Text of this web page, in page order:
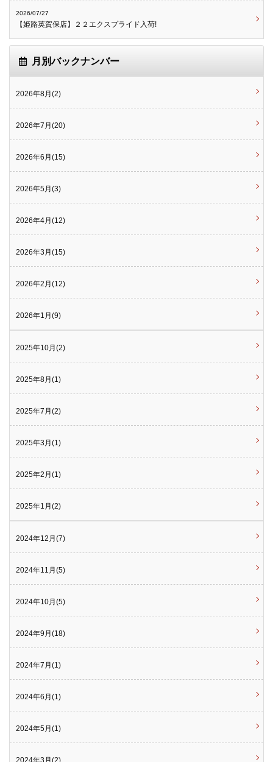
2026/07/27
【姫路英賀保店】２２エクスプライド入荷!
月別バックナンバー
2026年8月(2)
2026年7月(20)
2026年6月(15)
2026年5月(3)
2026年4月(12)
2026年3月(15)
2026年2月(12)
2026年1月(9)
2025年10月(2)
2025年8月(1)
2025年7月(2)
2025年3月(1)
2025年2月(1)
2025年1月(2)
2024年12月(7)
2024年11月(5)
2024年10月(5)
2024年9月(18)
2024年7月(1)
2024年6月(1)
2024年5月(1)
2024年3月(2)